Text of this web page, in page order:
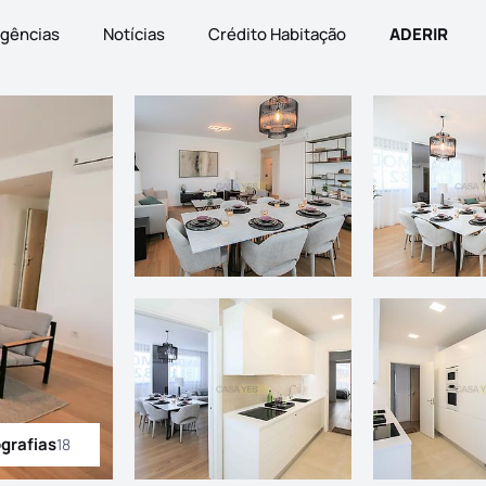
Notícias Crédito Habitação ADERIR
as fotografias
18